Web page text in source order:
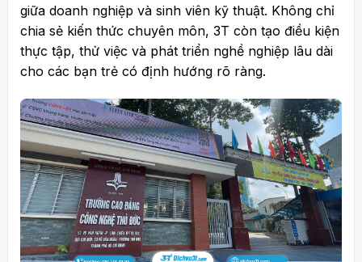
giữa doanh nghiệp và sinh viên kỹ thuật. Không chỉ
chia sẻ kiến thức chuyên môn, 3T còn tạo điều kiện
thực tập, thử việc và phát triển nghề nghiệp lâu dài
cho các bạn trẻ có định hướng rõ ràng.